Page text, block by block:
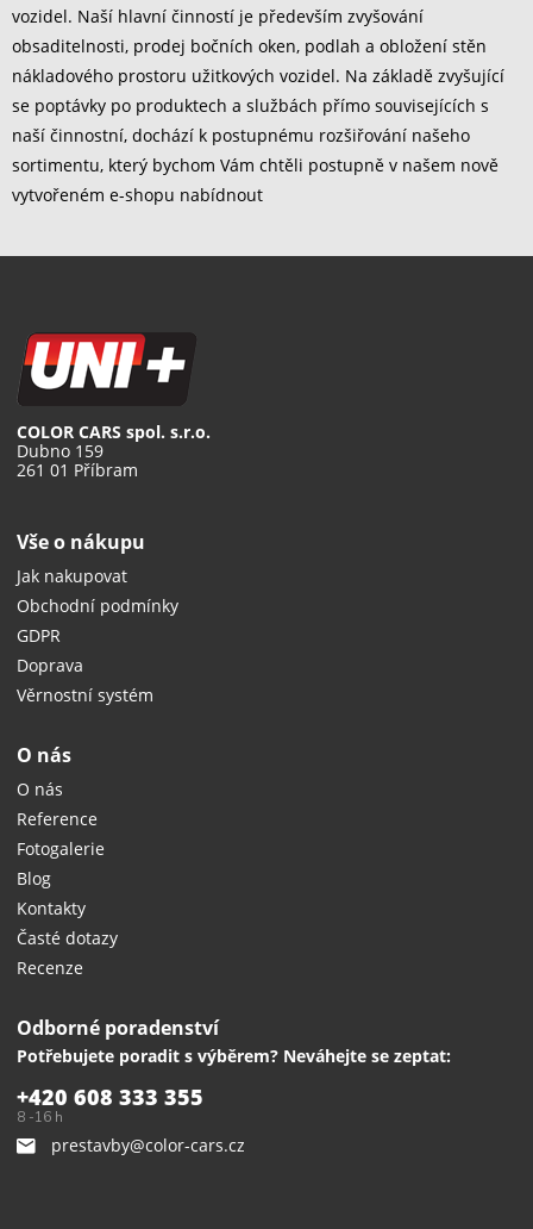
vozidel. Naší hlavní činností je především zvyšování
obsaditelnosti, prodej bočních oken, podlah a obložení stěn
nákladového prostoru užitkových vozidel. Na základě zvyšující
se poptávky po produktech a službách přímo souvisejících s
naší činnostní, dochází k postupnému rozšiřování našeho
sortimentu, který bychom Vám chtěli postupně v našem nově
vytvořeném e-shopu nabídnout
COLOR CARS spol. s.r.o.
Dubno 159
261 01 Příbram
Vše o nákupu
Jak nakupovat
Obchodní podmínky
GDPR
Doprava
Věrnostní systém
O nás
O nás
Reference
Fotogalerie
Blog
Kontakty
Časté dotazy
Recenze
Odborné poradenství
Potřebujete poradit s výběrem? Neváhejte se zeptat:
+420 608 333 355
8 -16 h
prestavby@color-cars.cz